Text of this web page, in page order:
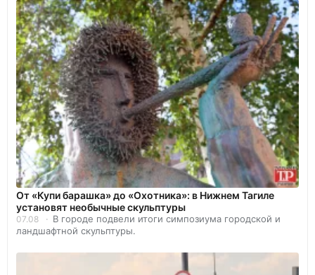
От «Купи барашка» до «Охотника»: в Нижнем Тагиле
установят необычные скульптуры
07.08
В городе подвели итоги симпозиума городской и
ландшафтной скульптуры.